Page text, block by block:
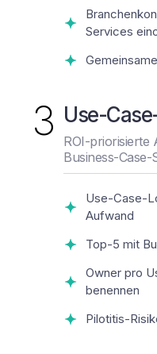
Services
3 Use-
ROI-priorisierte
Business-Case-
Use-Case-
Aufwand
Top-5 mit
Owner pro
benennen
Pilotitis-